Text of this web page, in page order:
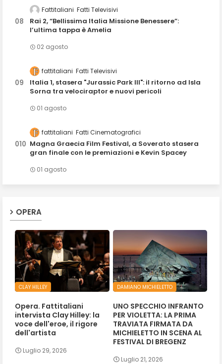
Fattitaliani Fatti Televisivi
Rai 2, “Bellissima Italia Missione Benessere”:
l’ultima tappa è Amelia
02 agosto
fattitaliani Fatti Televisivi
Italia 1, stasera "Jurassic Park III": il ritorno ad Isla
Sorna tra velociraptor e nuovi pericoli
01 agosto
fattitaliani Fatti Cinematografici
Magna Graecia Film Festival, a Soverato stasera
gran finale con le premiazioni e Kevin Spacey
01 agosto
OPERA
CLAY HILLEY
Opera. Fattitaliani
intervista Clay Hilley: la
voce dell'eroe, il rigore
dell'artista
Luglio 29, 2026
DAMIANO MICHIELETTO
UNO SPECCHIO INFRANTO
PER VIOLETTA: LA PRIMA
TRAVIATA FIRMATA DA
MICHIELETTO IN SCENA AL
FESTIVAL DI BREGENZ
Luglio 21, 2026